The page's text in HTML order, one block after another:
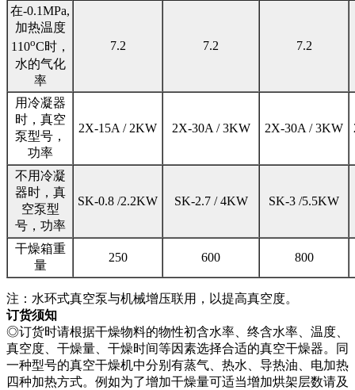
在-0.1MPa,
加热温度
110oC时，
水的气化
率
7.2 7.2 7.2
用冷凝器
时，真空
泵型号，
功率
2X-15A / 2KW 2X-30A / 3KW 2X-30A / 3KW
不用冷凝
器时，真
空泵型
号，功率
SK-0.8 /2.2KW SK-2.7 / 4KW SK-3 /5.5KW
干燥箱重
量
250 600 800
注：水环式真空泵与机械增压联用，以提高真空度。
订货须知
◎订货时请根据干燥物料的物性初含水率、终含水率、温度、
真空度、干燥量、干燥时间等因素选择合适的真空干燥器。同
一种型号的真空干燥机中分别有蒸气、热水、导热油、电加热
四种加热方式。例如为了增加干燥量可适当增加烘架层数请及